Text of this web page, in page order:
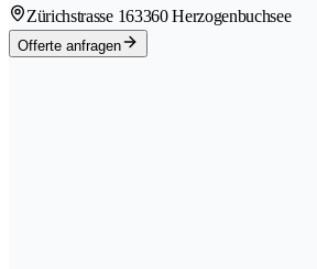
Zürichstrasse 163360 Herzogenbuchsee
Offerte anfragen